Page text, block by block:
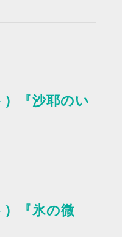
）『沙耶のい
）『氷の微